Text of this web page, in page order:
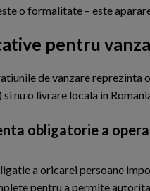
o formalitate – este
pentru
de vanzare
si nu o livrare locala in
obligatorie a
a oricarei persoane
pentru a permite